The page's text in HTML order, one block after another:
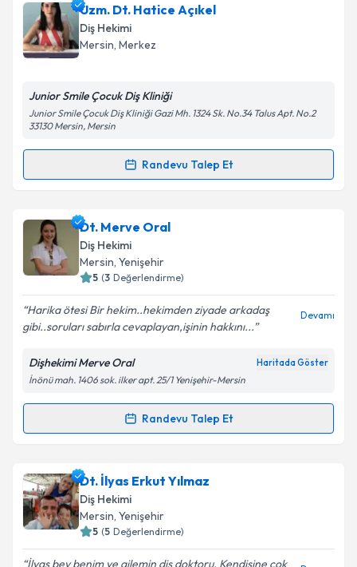
Takvim Talebini Gönder
Dt. Savaş Yüzbaşıoğlu için randevu takvimi talebi
oluşturun. Size bu uzmandan randevu almanız için bir
takvim hazırlandığında e-posta ile bilgilendireceğiz.
Kişisel verilerimin işlenmesine ilişkinAydınlatma
'ni okudum ve kişisel verilerimin belirtilen
kapsamda işlenmesini kabul ediyorum.
Takvim Talebini Gönder
Uzm. Dt. Hatice Açıkel
Diş Hekimi
Mersin, Merkez
Junior Smile Çocuk Diş Kliniği
Junior Smile Çocuk Diş Kliniği Gazi Mh. 1324 Sk. No.34 Talus Apt. No.2
33130 Mersin, Mersin
Randevu Talep Et
Randevu Takvimi Talebi
Uzm. Dt. Hatice Açıkel
oluşturun. Size bu uzmandan randevu almanız için bir
takvim hazırlandığında e-posta ile bilgilendireceğiz.
Kişisel verilerimin işlenmesine ilişkin
Aydınlatma
Metni'ni okudum ve kişisel verilerimin belirtilen
kapsamda işlenmesini kabul ediyorum.
Dt. Merve Oral
Diş Hekimi
Mersin, Yenişehir
5 (3 Değerlendirme)
Harika ötesi Bir hekim..hekimden ziyade arkadaş
gibi..soruları sabırla cevaplayan,işinin hakkını...
Devamı
Dişhekimi Merve Oral Haritada Göster
İnönü mah. 1406 sok. ilker apt. 25/1 Yenişehir-Mersin
Randevu Talep Et
Randevu Takvimi Talebi
Dt. Merve Oraliçin randevu takvimi talebi oluşturun.
Size bu uzmandan randevu almanız için bir takvim
hazırlandığında e-posta ile bilgilendireceğiz.
Dt. İlyas Erkut Yılmaz
Diş Hekimi
Mersin, Yenişehir
5 (5 Değerlendirme)
İlyas bey benim ve ailemin diş doktoru. Kendisine çok